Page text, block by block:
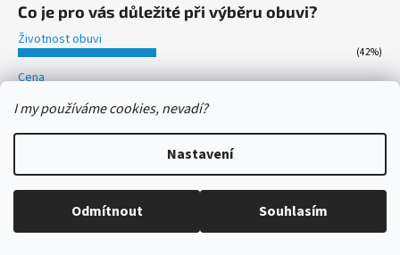
I my používáme cookies, nevadí?
Nastavení
Odmítnout Souhlasím
Co je pro vás důležité při výběru obuvi?
Životnost obuvi
(42%)
Cena
Český výrobce
Vzhled
Počet hlasů:4482